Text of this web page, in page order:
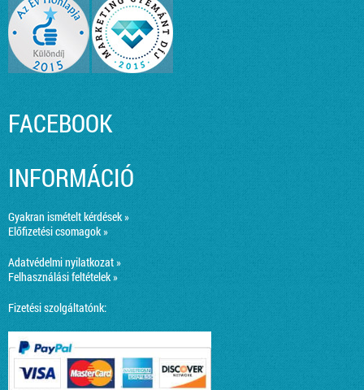
FACEBOOK
INFORMÁCIÓ
Gyakran ismételt kérdések »
Előfizetési csomagok »
Adatvédelmi nyilatkozat »
Felhasználási feltételek »
Fizetési szolgáltatónk: